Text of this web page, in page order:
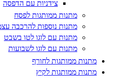
צידניות עם הדפסה
מתנות ממותגות לפסח
מתנות נוספות להרכבה
מתנות עם לוגו לטו בשבט
מתנות עם לוגו לשבועות
מתנות ממותגות לחורף
מתנות ממותגות לקיץ